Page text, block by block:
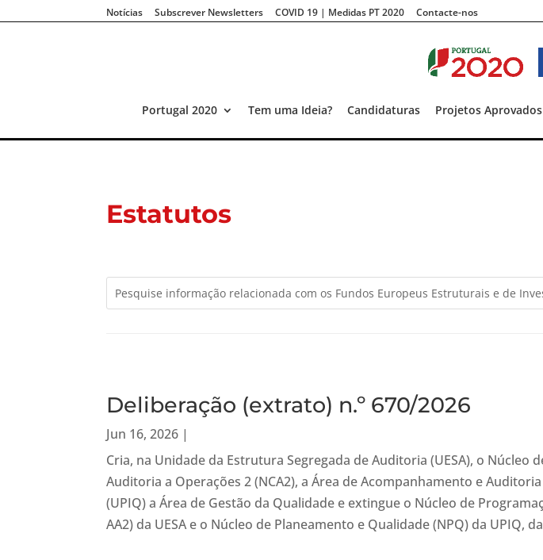
Notícias Subscrever Newsletters COVID 19 | Medidas PT 2020 Contacte-nos
Portugal 2020 Tem uma Ideia? Candidaturas Projetos Aprovados
Estatutos
Deliberação (extrato) n.º 670/2026
Jun 16, 2026 |
Cria, na Unidade da Estrutura Segregada de Auditoria (UESA), o
Auditoria a Operações 2 (NCA2), a Área de Acompanhamento e
(UPIQ) a Área de Gestão da Qualidade e extingue o Núcleo de
AA2) da UESA e o Núcleo de Planeamento e Qualidade (NPQ) da UPIQ,